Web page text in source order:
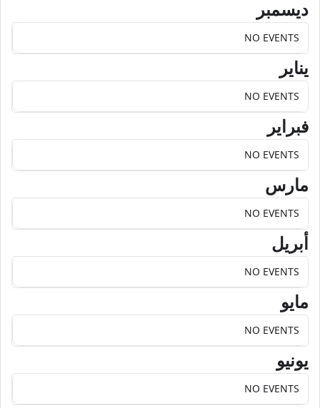
ديسمبر
NO EVENTS
يناير
NO EVENTS
فبراير
NO EVENTS
مارس
NO EVENTS
أبريل
NO EVENTS
مايو
NO EVENTS
يونيو
NO EVENTS